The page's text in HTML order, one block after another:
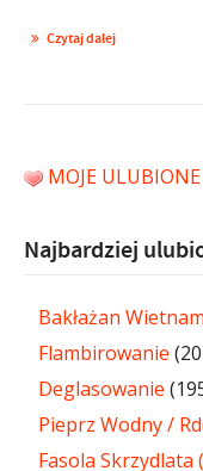
Czytaj dalej
MOJE
Najbardziej
Bakłażan
Flambirowanie
Deglasowanie
Pieprz Wodny /
Fasola Skrzydlata